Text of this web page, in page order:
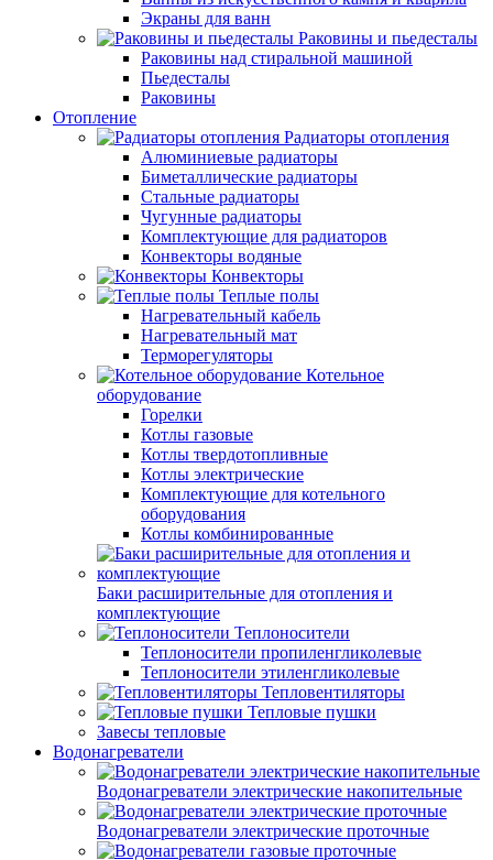
Экраны для ванн
Раковины и пьедесталы
Раковины над стиральной машиной
Пьедесталы
Раковины
Отопление
Радиаторы отопления
Алюминиевые радиаторы
Биметаллические радиаторы
Стальные радиаторы
Чугунные радиаторы
Комплектующие для радиаторов
Конвекторы водяные
Конвекторы
Теплые полы
Нагревательный кабель
Нагревательный мат
Терморегуляторы
Котельное
оборудование
Горелки
Котлы газовые
Котлы твердотопливные
Котлы электрические
Комплектующие для котельного
оборудования
Котлы комбинированные
Баки расширительные для отопления и
комплектующие
Теплоносители
Теплоносители пропиленгликолевые
Теплоносители этиленгликолевые
Тепловентиляторы
Тепловые пушки
Завесы тепловые
Водонагреватели
Водонагреватели электрические накопительные
Водонагреватели электрические проточные